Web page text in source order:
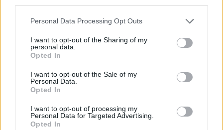
Personal Data Processing Opt Outs
I want to opt-out of the Sharing of my
personal data.
Opted In
I want to opt-out of the Sale of my
Personal Data.
Opted In
I want to opt-out of processing my
Personal Data for Targeted Advertising.
Opted In
Jag blev helt klart idiotförklarad, men det blev jag bara triggad av.